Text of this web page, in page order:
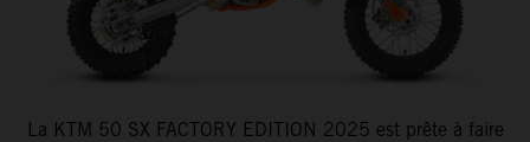
La KTM 50 SX FACTORY EDITION 2025 est prête à faire